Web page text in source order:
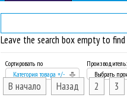
Leave the search box empty to
Сортировать по
Категория товара +/-
Производитель:
Выбрать
В начало Назад 2 3